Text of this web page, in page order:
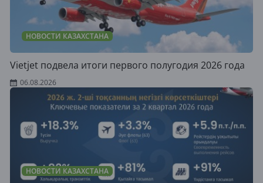
НОВОСТИ КАЗАХСТАНА
Vietjet подвела итоги первого полугодия 2026 года
06.08.2026
НОВОСТИ КАЗАХСТАНА